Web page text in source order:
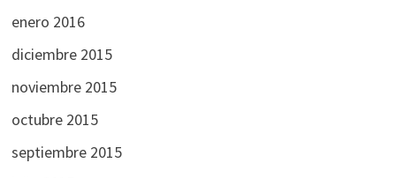
enero 2016
diciembre 2015
noviembre 2015
octubre 2015
septiembre 2015